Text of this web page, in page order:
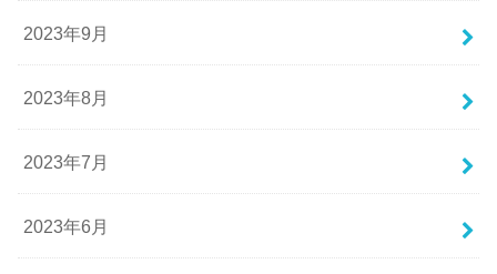
2023年9月
2023年8月
2023年7月
2023年6月